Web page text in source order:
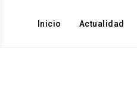
Inicio Actualidad